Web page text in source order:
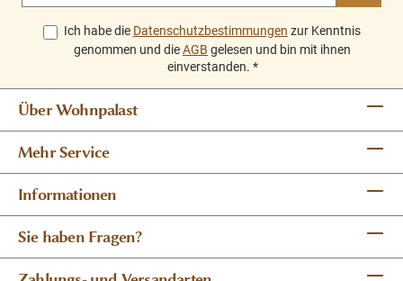
Ich habe die Datenschutzbestimmungen zur Kenntnis
genommen und dieAGB gelesen und bin mit ihnen
einverstanden. *
Über Wohnpalast
Mehr Service
Informationen
Sie haben Fragen?